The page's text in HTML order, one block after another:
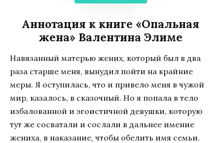
Аннотация к книге «Опальная
жена» Валентина Элиме
Навязанный матерью жених, который был в два
раза старше меня, вынудил пойти на крайние
меры. Я оступилась, что и привело меня в чужой
мир, казалось, в сказочный. Но я попала в тело
избалованной и эгоистичной девушки, которую
тут же сосватали и сослали в дальнее имение
жениха, в наказание, чтобы обелить имя семьи.